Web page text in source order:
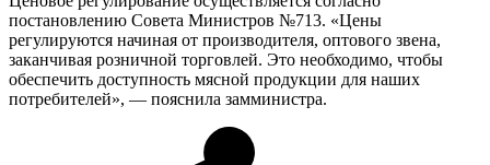
постановлению Совета Министров №713. «Цены
регулируются начиная от производителя, оптового звена,
заканчивая розничной торговлей. Это необходимо, чтобы
обеспечить доступность мясной продукции для наших
потребителей», — пояснила замминистра.